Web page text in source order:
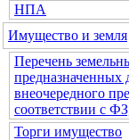
НПА
Имущество и земля
Перечень
предназначенных
внеочередного
соответствии с
Торги имущество